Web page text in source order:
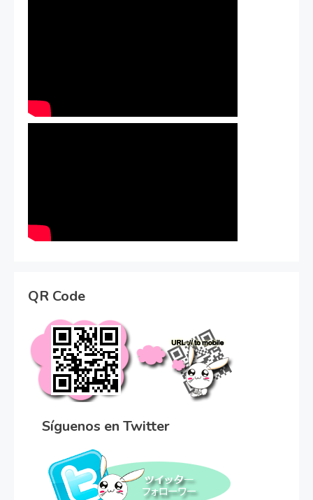
QR Code
Síguenos en Twitter